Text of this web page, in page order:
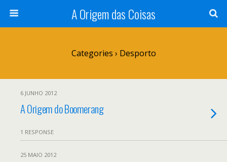
A Origem das Coisas
Categories › Desporto
6 JUNHO 2012
A Origem do Boomerang
1 RESPONSE
25 MAIO 2012